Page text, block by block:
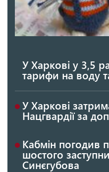
У Харкові у 3,5
тарифи на воду
У Харкові
Нацгвардії за
Кабмін погодив
шостого
Синєгубова